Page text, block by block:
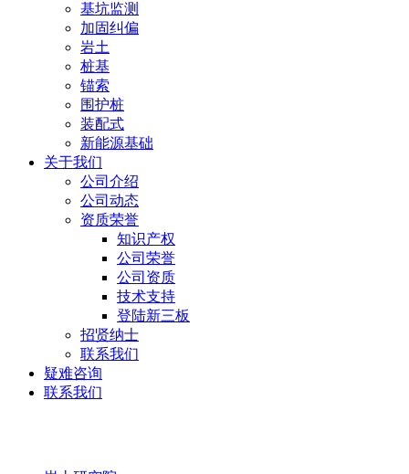
基坑监测
加固纠偏
岩土
桩基
锚索
围护桩
装配式
新能源基础
关于我们
公司介绍
公司动态
资质荣誉
知识产权
公司荣誉
公司资质
技术支持
登陆新三板
招贤纳士
联系我们
疑难咨询
联系我们